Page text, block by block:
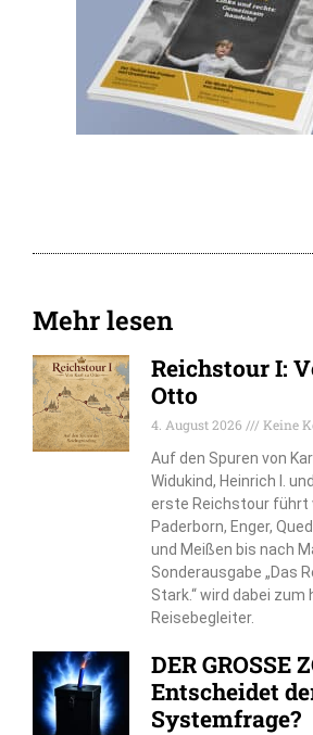
Mehr lesen
Reichstour I:
Otto
4. August 2026
Keine
Auf den Spuren von
Widukind, Heinrich I.
erste Reichstour führt
Paderborn, Enger,
und Meißen bis nach
Sonderausgabe „Das
Stark.“ wird dabei
Reisebegleiter.
DER GROSSE
Entscheidet
Systemfrage?